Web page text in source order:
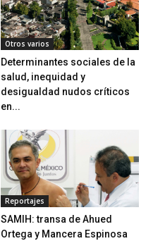
Otros varios
Determinantes sociales de la
salud, inequidad y
desigualdad nudos críticos
en...
Reportajes
SAMIH: transa de Ahued
Ortega y Mancera Espinosa